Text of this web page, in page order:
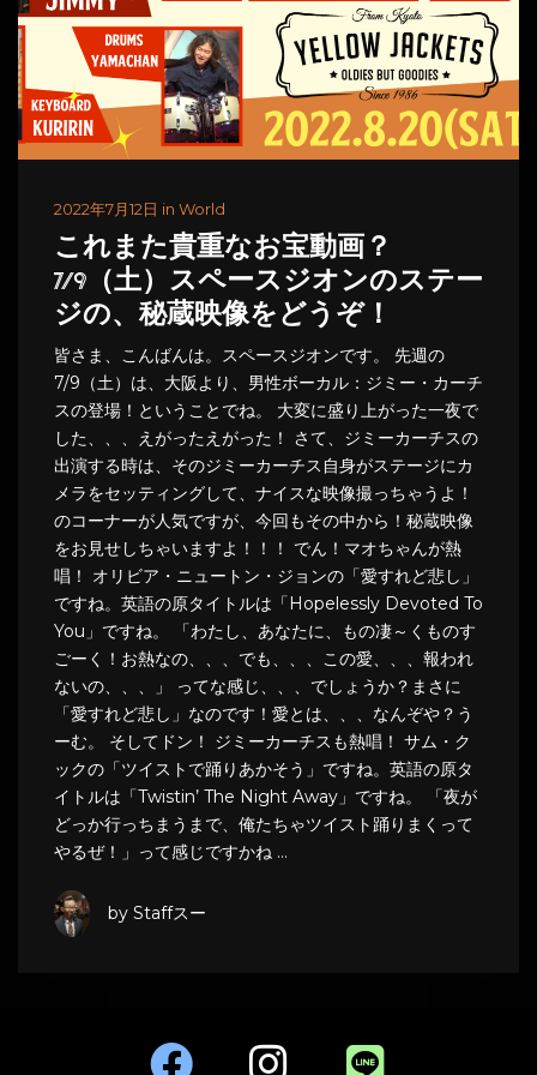
2022年7月12日 in World
これまた貴重なお宝動画？
7/9（土）スペースジオンのステー
ジの、秘蔵映像をどうぞ！
皆さま、こんばんは。スペースジオンです。 先週の
7/9（土）は、大阪より、男性ボーカル：ジミー・カーチ
スの登場！ということでね。 大変に盛り上がった一夜で
した、、、えがったえがった！ さて、ジミーカーチスの
出演する時は、そのジミーカーチス自身がステージにカ
メラをセッティングして、ナイスな映像撮っちゃうよ！
のコーナーが人気ですが、今回もその中から！秘蔵映像
をお見せしちゃいますよ！！！ でん！マオちゃんが熱
唱！ オリビア・ニュートン・ジョンの「愛すれど悲し」
ですね。英語の原タイトルは「Hopelessly Devoted To
You」ですね。 「わたし、あなたに、もの凄～くものす
ごーく！お熱なの、、、でも、、、この愛、、、報われ
ないの、、、」 ってな感じ、、、でしょうか？まさに
「愛すれど悲し」なのです！愛とは、、、なんぞや？う
ーむ。 そしてドン！ ジミーカーチスも熱唱！ サム・ク
ックの「ツイストで踊りあかそう」ですね。英語の原タ
イトルは「Twistin’ The Night Away」ですね。 「夜が
どっか行っちまうまで、俺たちゃツイスト踊りまくって
やるぜ！」って感じですかね …
by Staffスー